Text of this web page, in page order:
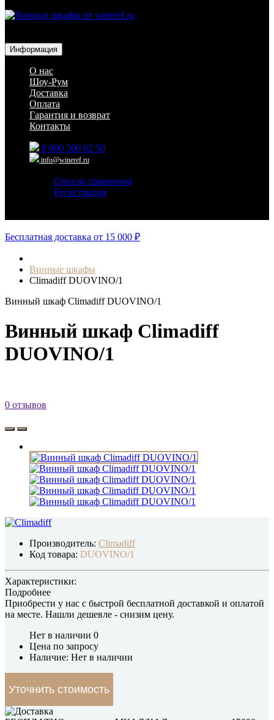
Информация
О нас
Шоу-Рум
Доставка
Оплата
Гарантия и возврат
Контакты
8 800 500 62 50
info@wineref.ru
Список сравнения
Регистрация
Бесплатная доставка от 15 000 ₽
Винные шкафы
Climadiff DUOVINO/1
Винный шкаф Climadiff DUOVINO/1
Винный шкаф Climadiff
DUOVINO/1
0 отзывов
Производитель: Climadiff
Код товара: DUOVINO/1
Характеристики:
Подробнее
Приобрести у нас с быстрой бесплатной доставкой и оплатой
на месте. Нашли дешевле - снизим цену.
Нет в наличии 0
Цена по запросу
Наличие: Нет в наличии
Уточнить стоимость